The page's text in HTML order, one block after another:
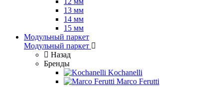
13 мм
14 мм
15 мм
Модульный паркет
Модульный паркет
Назад
Бренды
Kochanelli
Marco Ferutti